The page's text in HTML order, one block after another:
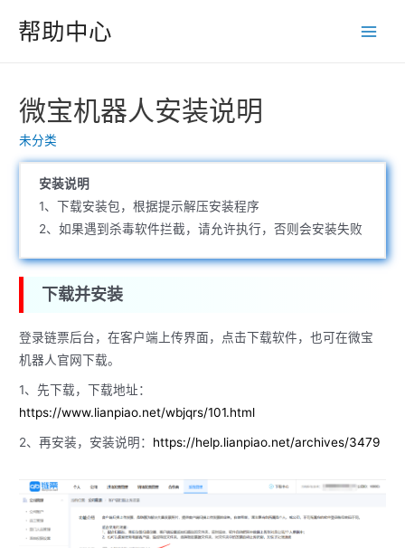
帮助中心
微宝机器人安装说明
未分类
安装说明
1、下载安装包，根据提示解压安装程序
2、如果遇到杀毒软件拦截，请允许执行，否则会安装失败
下载并安装
登录链票后台，在客户端上传界面，点击下载软件，也可在微宝
机器人官网下载。
1、先下载，下载地址：
https://www.lianpiao.net/wbjqrs/101.html
2、再安装，安装说明： https://help.lianpiao.net/archives/3479